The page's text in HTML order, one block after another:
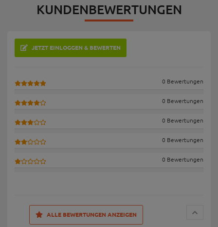
KUNDENBEWERTUNGEN
JETZT EINLOGGEN & BEWERTEN
0 Bewertungen
0 Bewertungen
0 Bewertungen
0 Bewertungen
0 Bewertungen
ALLE BEWERTUNGEN ANZEIGEN